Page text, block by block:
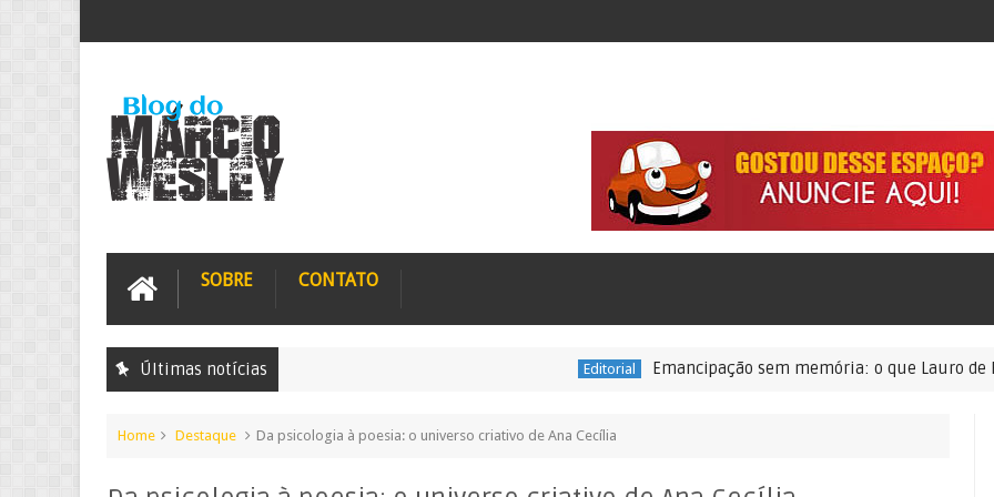
SOBRE CONTATO
Últimas notícias Emancipação sem memória: o que Lauro de Freitas tem
Home Destaque Da psicologia à poesia: o universo criativo de Ana Cecília